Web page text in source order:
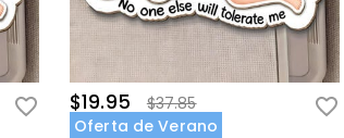
$19.95
$37.85
Oferta de Verano